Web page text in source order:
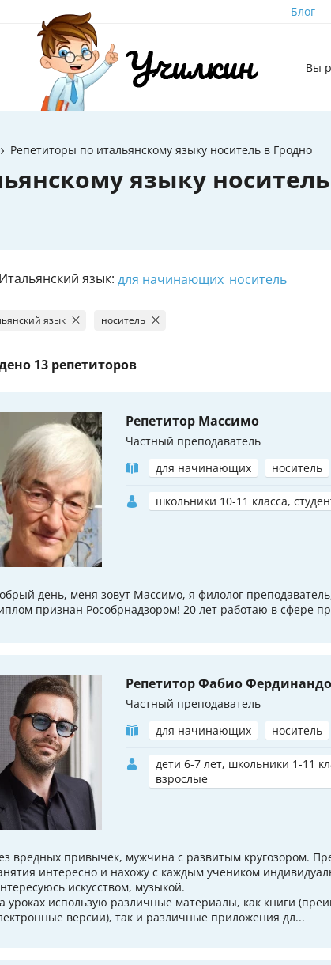
Блог
Вы
Репетиторы по итальянскому языку носитель в Гродно
языку
язык: для начинающих носитель
язык носитель
13 репетиторов
Репетитор Массимо
Частный преподаватель
для начинающих
носитель
школьники 10-11 класса,
день, меня зовут Массимо, я филолог
признан Рособрнадзором! 20 лет работаю в сфере
Репетитор Фабио Фердинандо
Частный преподаватель
для начинающих
носитель
дети 6-7 лет, школьники 1-11
взрослые
вредных привычек, мужчина с развитым кругозором.
интересно и нахожу с каждым учеником
искусством, музыкой.
уроках использую различные материалы, как книги
версии), так и различные приложения дл...